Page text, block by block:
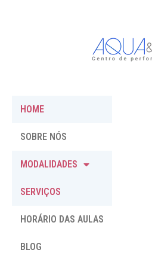
HOME
SOBRE NÓS
MODALIDADES
SERVIÇOS
HORÁRIO DAS AULAS
BLOG